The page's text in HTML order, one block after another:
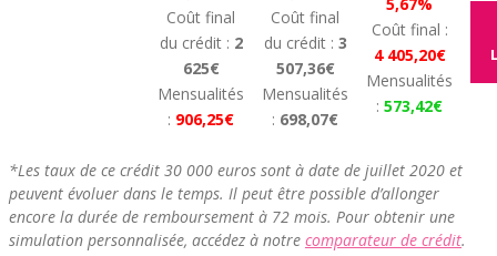
Coût final
du crédit : 2
625€
Mensualités
: 906,25€
Coût final
du crédit : 3
507,36€
Mensualités
: 698,07€
Coût final :
4 405,20€
Mensualités
: 573,42€
*Les taux de ce crédit 30 000 euros sont à date de juillet 2020 et
peuvent évoluer dans le temps. Il peut être possible d’allonger
encore la durée de remboursement à 72 mois. Pour obtenir une
simulation personnalisée, accédez à notre comparateur de crédit.